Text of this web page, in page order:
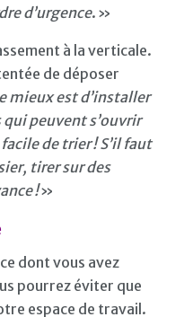
d’urgence. »
à la verticale.
de déposer
mieux est d’installer
peuvent s’ouvrir
de trier ! S’il faut
tirer sur des
!»
dont vous avez
pourrez éviter que
espace de travail.